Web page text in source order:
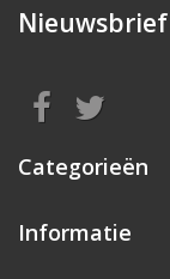
Nieuwsbrief
Categorieën
Informatie